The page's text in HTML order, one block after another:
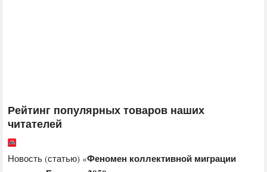
Рейтинг популярных товаров наших
читателей
Новость (статью) «Феномен коллективной миграции